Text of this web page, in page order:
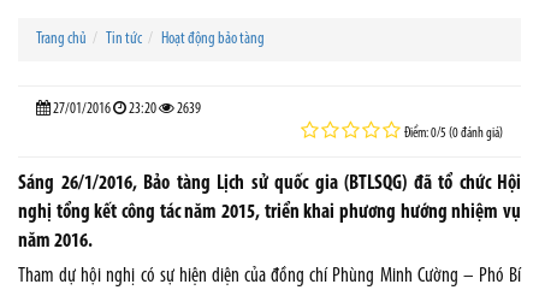
Trang chủ Tin tức Hoạt động bảo tàng
27/01/2016 23:20 2639
Điểm: 0/5 (0 đánh giá)
Sáng 26/1/2016, Bảo tàng Lịch sử quốc gia (BTLSQG) đã tổ chức Hội
nghị tổng kết công tác năm 2015, triển khai phương hướng nhiệm vụ
năm 2016.
Tham dự hội nghị có sự hiện diện của đồng chí Phùng Minh Cường – Phó Bí